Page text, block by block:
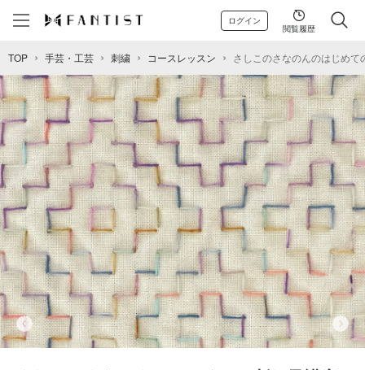
ログイン
閲覧履歴
TOP 手芸・工芸 刺繍 コースレッスン さしこのさなのんのはじめて